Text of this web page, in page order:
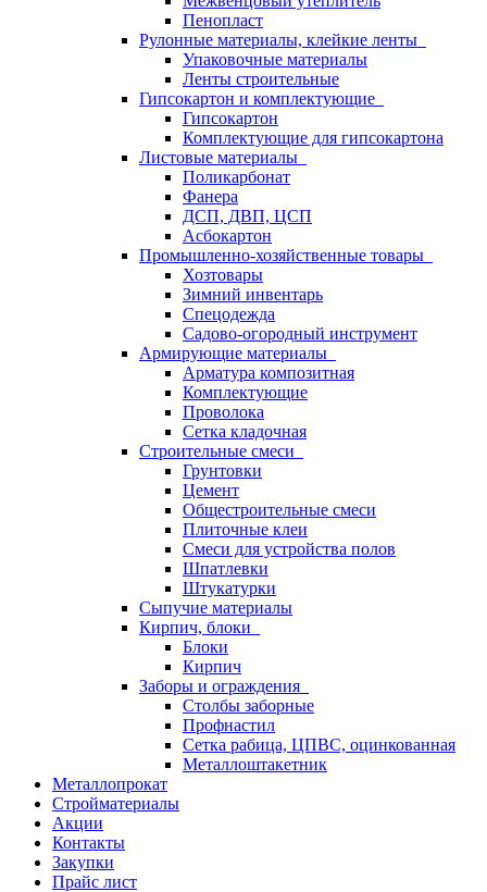
Пенопласт
Рулонные материалы, клейкие ленты
Упаковочные материалы
Ленты строительные
Гипсокартон и комплектующие
Гипсокартон
Комплектующие для гипсокартона
Листовые материалы
Поликарбонат
Фанера
ДСП, ДВП, ЦСП
Асбокартон
Промышленно-хозяйственные товары
Хозтовары
Зимний инвентарь
Спецодежда
Садово-огородный инструмент
Армирующие материалы
Арматура композитная
Комплектующие
Проволока
Сетка кладочная
Строительные смеси
Грунтовки
Цемент
Общестроительные смеси
Плиточные клеи
Смеси для устройства полов
Шпатлевки
Штукатурки
Сыпучие материалы
Кирпич, блоки
Блоки
Кирпич
Заборы и ограждения
Столбы заборные
Профнастил
Сетка рабица, ЦПВС, оцинкованная
Металлоштакетник
Металлопрокат
Стройматериалы
Акции
Контакты
Закупки
Прайс лист